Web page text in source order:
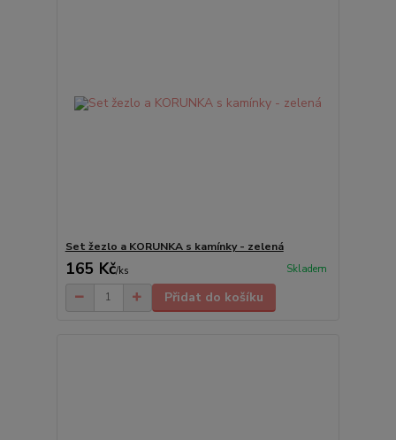
Set žezlo a KORUNKA s kamínky - zelená
165 Kč/ks Skladem
Přidat do košíku